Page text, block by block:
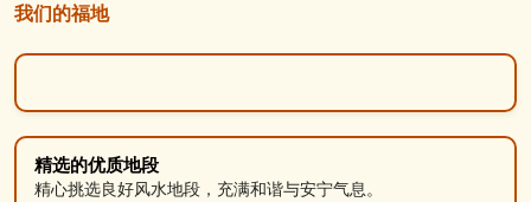
我们的福地
精选的优质地段
精心挑选良好风水地段，充满和谐与安宁气息。